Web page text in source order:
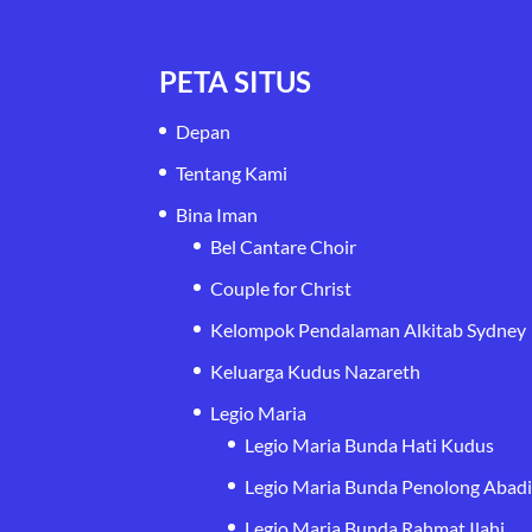
PETA SITUS
Depan
Tentang Kami
Bina Iman
Bel Cantare Choir
Couple for Christ
Kelompok Pendalaman Alkitab Sydney
Keluarga Kudus Nazareth
Legio Maria
Legio Maria Bunda Hati Kudus
Legio Maria Bunda Penolong Abadi
Legio Maria Bunda Rahmat Ilahi